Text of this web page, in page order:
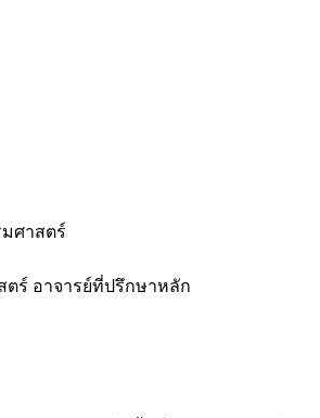
ศาสตร์
ตร์ อาจารย์ที่ปรึกษาหลัก